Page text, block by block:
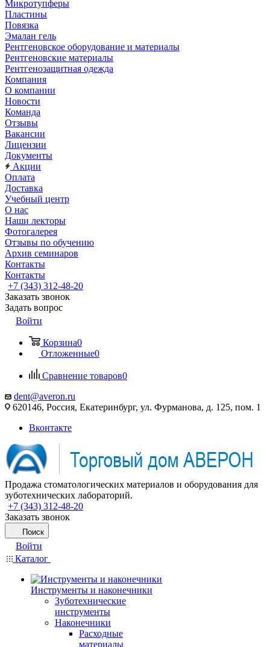
Микротупферы
Пластины
Повязка
Эмалан гель
Рентгеновское оборудование и материалы
Рентгеновские материалы
Рентгенозащитная одежда
Компания
О компании
Новости
Команда
Отзывы
Вакансии
Лицензии
Документы
Акции
Оплата
Доставка
Учебный центр
О нас
Наши лекторы
Фотогалерея
Отзывы по обучению
Архив семинаров
Контакты
Контакты
+7 (343) 312-48-20
Заказать звонок
Задать вопрос
Войти
Корзина0
Отложенные0
Сравнение товаров0
dent@averon.ru
620146, Россия, Екатеринбург, ул. Фурманова, д. 125, пом. 1
Вконтакте
Продажа стоматологических материалов и оборудования для
зуботехнических лабораторий.
+7 (343) 312-48-20
Заказать звонок
Поиск
Войти
Каталог
Инструменты и наконечники
Зуботехнические
инструменты
Наконечники
Расходные
материалы